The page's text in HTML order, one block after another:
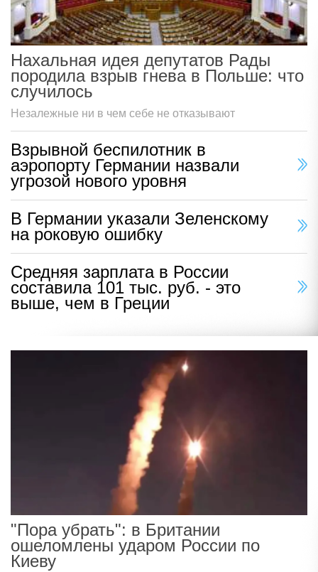
Нахальная идея депутатов Рады
породила взрыв гнева в Польше: что
случилось
Незалежные ни в чем себе не отказывают
Взрывной беспилотник в
аэропорту Германии назвали
угрозой нового уровня
В Германии указали Зеленскому
на роковую ошибку
Средняя зарплата в России
составила 101 тыс. руб. - это
выше, чем в Греции
"Пора убрать": в Британии
ошеломлены ударом России по
Киеву